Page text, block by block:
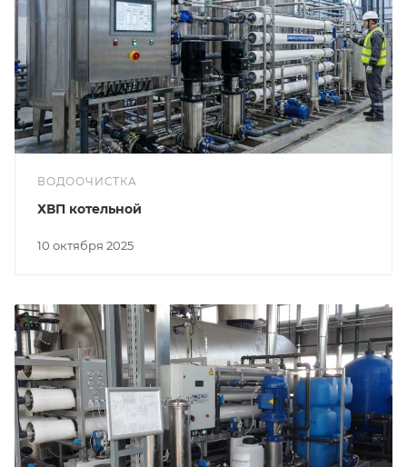
ВОДООЧИСТКА
10 октября 2025
ХВП котельной